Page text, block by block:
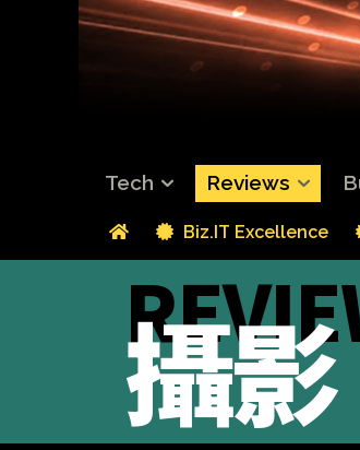
Tech Reviews
Biz.IT Excellence
攝影